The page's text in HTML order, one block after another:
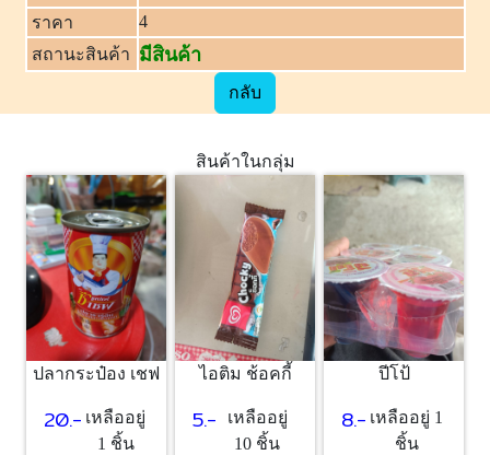
ราคา
4
สถานะสินค้า มีสินค้า
กลับ
สินค้าในกลุ่ม
ปลากระป๋อง เชฟ
20.- เหลืออยู่
1 ชิ้น
ไอติม ช้อคกี้
5.-
เหลืออยู่
10 ชิ้น
ปีโป้
8.- เหลืออยู่ 1
ชิ้น